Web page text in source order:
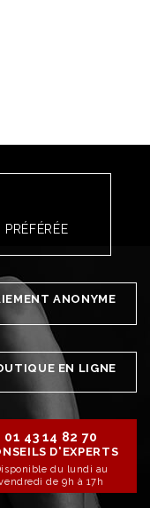
ANONYME
EN LIGNE
01 43 14 82 70
D'EXPERTS
du lundi au
de 9h à 17h